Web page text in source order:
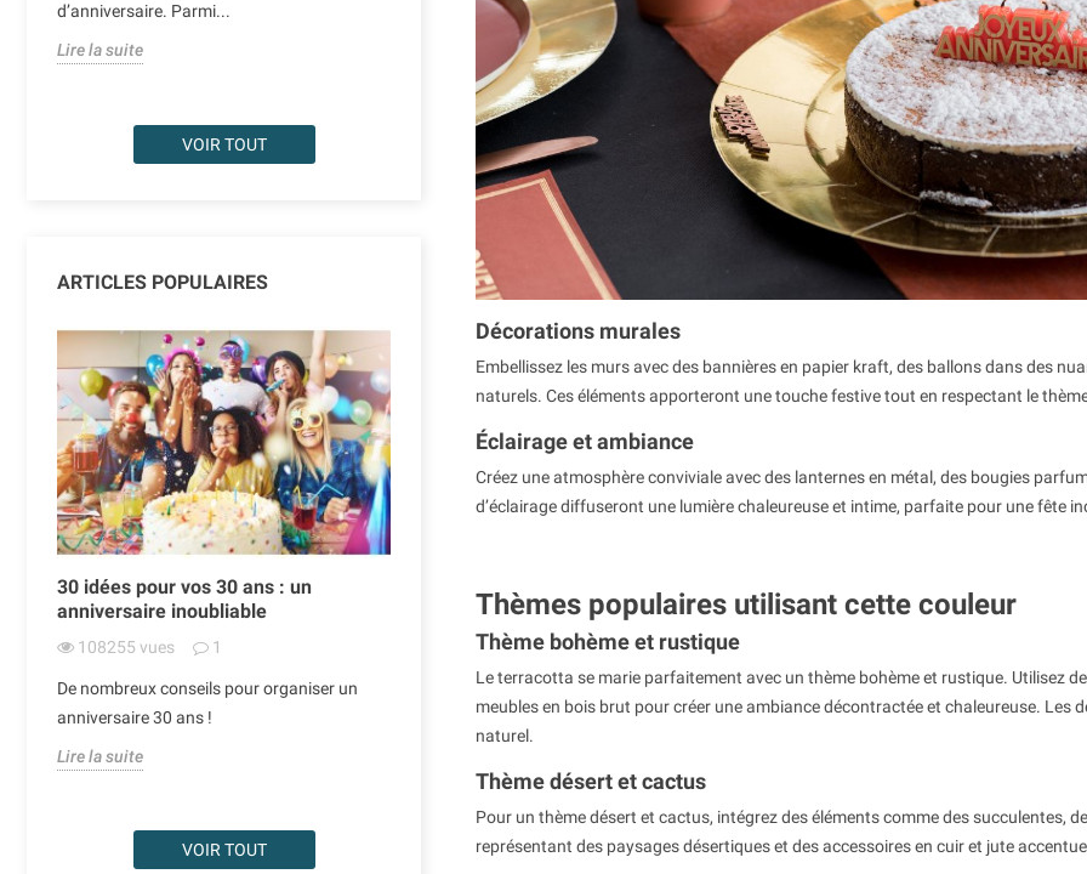
d’anniversaire. Parmi...
Lire la suite
des traditionnelles guirlandes...
Tous les ans, le 17 mars,...
Lire la suite
VOIR TOUT
ARTICLES POPULAIRES
30 idées pour vos 30 ans : un
anniversaire inoubliable
108255 vues 1
De nombreux conseils pour organiser un
anniversaire 30 ans !
Lire la suite
d'hélium ?
30347vues
Les ballons gonflés à l'hélium sont très
tendances depuis quelques années. En
forme de lettres, de chiffres, de...
Lire la suite
succès avec de beaux ballons gonflés
l'hélium. Les réjouissances sont...
VOIR TOUT
Décorations murales
Embellissez les murs avec des bannières en papier kraft, des ballons dans des
naturels. Ces éléments apporteront une touche festive tout en respectant le
Éclairage et ambiance
Créez une atmosphère conviviale avec des lanternes en métal, des bougies
d’éclairage diffuseront une lumière chaleureuse et intime, parfaite pour une fête
Thèmes populaires utilisant cette couleur
Thème bohème et rustique
Le terracotta se marie parfaitement avec un thème bohème et rustique. Utilisez
meubles en bois brut pour créer une ambiance décontractée et chaleureuse. Les
naturel.
Thème désert et cactus
Pour un thème désert et cactus, intégrez des éléments comme des succulentes,
représentant des paysages désertiques et des accessoires en cuir et jute